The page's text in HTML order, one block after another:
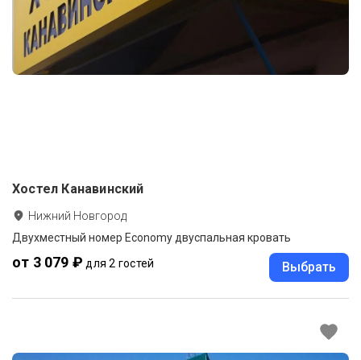
Хостел Канавинский
Нижний Новгород
Двухместный номер Economy двуспальная кровать
от 3 079 ₽ для 2 гостей Выбрать